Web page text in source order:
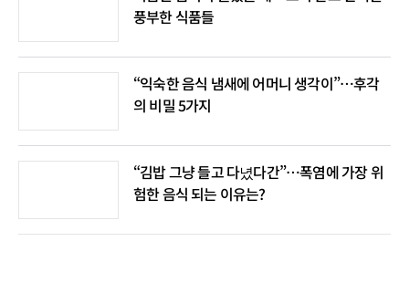
풍부한 식품들
“익숙한 음식 냄새에 어머니 생각이”…후각
의 비밀 5가지
“김밥 그냥 들고 다녔다간”…폭염에 가장 위
험한 음식 되는 이유는?